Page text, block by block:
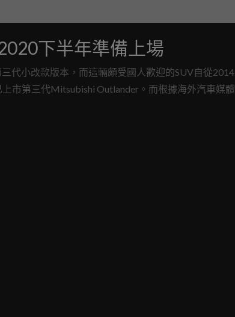
下半年準備上場
代小改款版本，而這輛頗受國人歡迎的SUV自從2014
市第三代Mitsubishi Outlander。而根據海外汽車媒體